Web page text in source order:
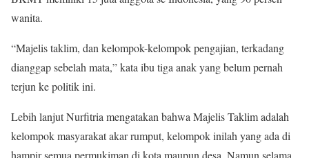
wanita.
“Majelis taklim, dan kelompok-kelompok pengajian, terkadang
dianggap sebelah mata,” kata ibu tiga anak yang belum pernah
terjun ke politik ini.
Lebih lanjut Nurfitria mengatakan bahwa Majelis Taklim adalah
kelompok masyarakat akar rumput, kelompok inilah yang ada di
hampir semua permukiman di kota maupun desa. Namun selama